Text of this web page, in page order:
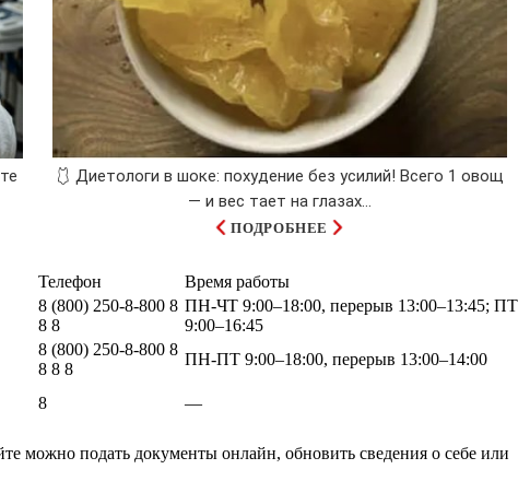
🩱 Диетологи в шоке: похудение без усилий! Всего 1 овощ
— и вес тает на глазах…
ПОДРОБНЕЕ
Телефон
Время работы
8 (800) 250-8-800 8
8 8
ПН-ЧТ 9:00–18:00, перерыв 13:00–13:45; ПТ
9:00–16:45
8 (800) 250-8-800 8
8 8 8
ПН-ПТ 9:00–18:00, перерыв 13:00–14:00
8 —
можно подать документы онлайн, обновить сведения о себе или